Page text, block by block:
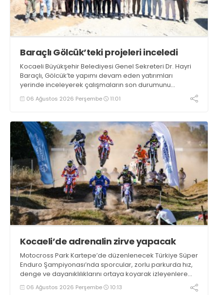
Baraçlı Gölcük’teki projeleri inceledi
Kocaeli Büyükşehir Belediyesi Genel Sekreteri Dr. Hayri
Baraçlı, Gölcük’te yapımı devam eden yatırımları
yerinde inceleyerek çalışmaların son durumunu
değerlendirdi
06 Ağustos 2026 Perşembe 11:01
Kocaeli’de adrenalin zirve yapacak
Motocross Park Kartepe’de düzenlenecek Türkiye Süper
Enduro Şampiyonası’nda sporcular, zorlu parkurda hız,
denge ve dayanıklılıklarını ortaya koyarak izleyenlere
adrenalin dolu mücadeleler yaşatacak
06 Ağustos 2026 Perşembe 10:13